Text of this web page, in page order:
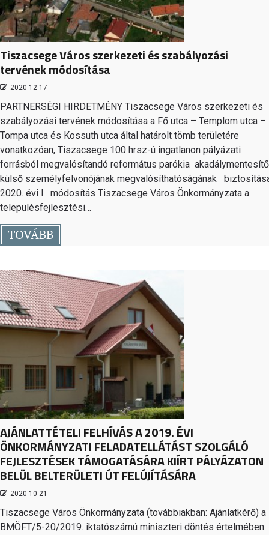
Tiszacsege Város szerkezeti és szabályozási
tervének módosítása
2020-12-17
PARTNERSÉGI HIRDETMÉNY Tiszacsege Város szerkezeti és
szabályozási tervének módosítása a Fő utca – Templom utca –
Tompa utca és Kossuth utca által határolt tömb területére
vonatkozóan, Tiszacsege 100 hrsz-ú ingatlanon pályázati
forrásból megvalósítandó református parókia akadálymentesítő
külső személyfelvonójának megvalósíthatóságának
2020. évi I . módosítás Tiszacsege Város Önkormányzata a
településfejlesztési…
TOVÁBB
AJÁNLATTÉTELI FELHÍVÁS A 2019. ÉVI
ÖNKORMÁNYZATI FELADATELLÁTÁST SZOLGÁLÓ
FEJLESZTÉSEK TÁMOGATÁSÁRA KIÍRT PÁLYÁZATON
BELÜL BELTERÜLETI ÚT FELÚJÍTÁSÁRA
2020-10-21
Tiszacsege Város Önkormányzata (továbbiakban: Ajánlatkérő) a
BMÖFT/5-20/2019. iktatószámú miniszteri döntés értelmében